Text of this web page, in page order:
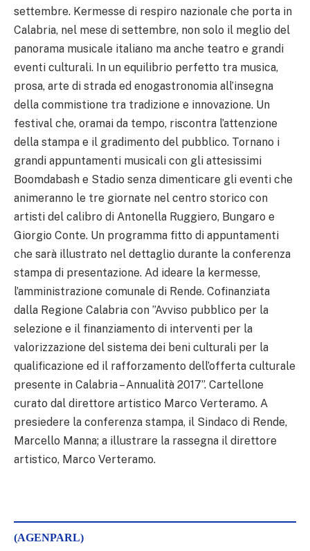
settembre. Kermesse di respiro nazionale che porta in
Calabria, nel mese di settembre, non solo il meglio del
panorama musicale italiano ma anche teatro e grandi
eventi culturali. In un equilibrio perfetto tra musica,
prosa, arte di strada ed enogastronomia all’insegna
della commistione tra tradizione e innovazione. Un
festival che, oramai da tempo, riscontra l’attenzione
della stampa e il gradimento del pubblico. Tornano i
grandi appuntamenti musicali con gli attesissimi
Boomdabash e Stadio senza dimenticare gli eventi che
animeranno le tre giornate nel centro storico con
artisti del calibro di Antonella Ruggiero, Bungaro e
Giorgio Conte. Un programma fitto di appuntamenti
che sarà illustrato nel dettaglio durante la conferenza
stampa di presentazione. Ad ideare la kermesse,
l’amministrazione comunale di Rende. Cofinanziata
dalla Regione Calabria con ”Avviso pubblico per la
selezione e il finanziamento di interventi per la
valorizzazione del sistema dei beni culturali per la
qualificazione ed il rafforzamento dell’offerta culturale
presente in Calabria – Annualità 2017”. Cartellone
curato dal direttore artistico Marco Verteramo. A
presiedere la conferenza stampa, il Sindaco di Rende,
Marcello Manna; a illustrare la rassegna il direttore
artistico, Marco Verteramo.
(AGENPARL)